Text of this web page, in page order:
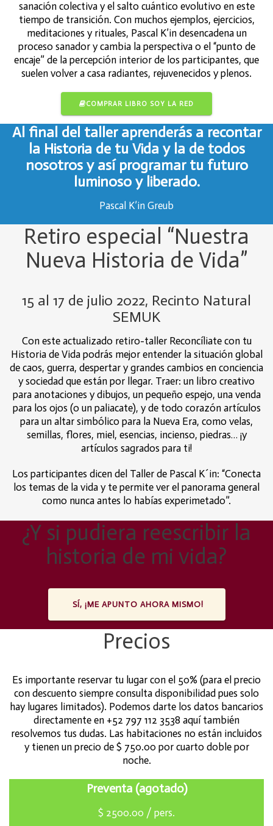
sanación colectiva y el salto cuántico evolutivo en este
tiempo de transición. Con muchos ejemplos, ejercicios,
meditaciones y rituales, Pascal K’in desencadena un
proceso sanador y cambia la perspectiva o el “punto de
encaje” de la percepción interior de los participantes, que
suelen volver a casa radiantes, rejuvenecidos y plenos.
COMPRAR LIBRO SOY LA RED
Al final del taller aprenderás a recontar
la Historia de tu Vida y la de todos
nosotros y así programar tu futuro
luminoso y liberado.
Pascal K’in Greub
Retiro especial “Nuestra
Nueva Historia de Vida”
15 al 17 de julio 2022, Recinto Natural
SEMUK
Con este actualizado retiro-taller Reconcíliate con tu
Historia de Vida podrás mejor entender la situación global
de caos, guerra, despertar y grandes cambios en conciencia
y sociedad que están por llegar. Traer: un libro creativo
para anotaciones y dibujos, un pequeño espejo, una venda
para los ojos (o un paliacate), y de todo corazón artículos
para un altar simbólico para la Nueva Era, como velas,
semillas, flores, miel, esencias, incienso, piedras… ¡y
artículos sagrados para ti!
Los participantes dicen del Taller de Pascal K´in: “Conecta
los temas de la vida y te permite ver el panorama general
como nunca antes lo habías experimetado”.
¿Y si pudiera reescribir la
historia de mi vida?
SÍ, ¡ME APUNTO AHORA MISMO!
Precios
Es importante reservar tu lugar con el 50% (para el precio
con descuento siempre consulta disponibilidad pues solo
hay lugares limitados). Podemos darte los datos bancarios
directamente en +52 797 112 3538 aquí también
resolvemos tus dudas. Las habitaciones no están incluidos
y tienen un precio de $ 750.00 por cuarto doble por
noche.
Preventa (agotado)
$ 2500.00 / pers.